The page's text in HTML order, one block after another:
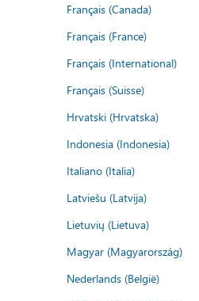
Français (Canada)
Français (France)
Français (International)
Français (Suisse)
Hrvatski (Hrvatska)
Indonesia (Indonesia)
Italiano (Italia)
Latviešu (Latvija)
Lietuvių (Lietuva)
Magyar (Magyarország)
Nederlands (België)